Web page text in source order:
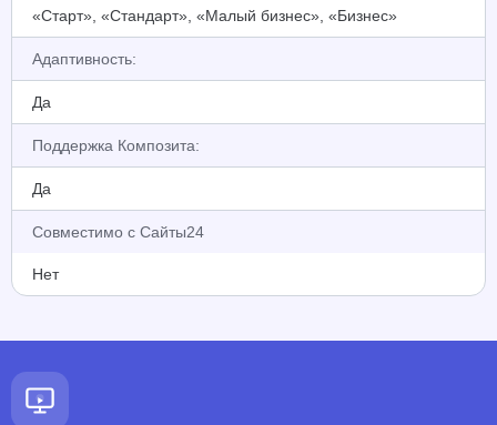
«Старт», «Стандарт», «Малый бизнес», «Бизнес»
Адаптивность:
Да
Поддержка Композита:
Да
Совместимо с Сайты24
Нет